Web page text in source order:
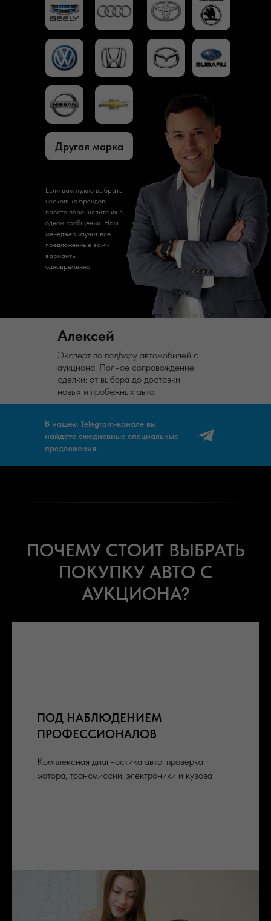
Эксперт по подбору автомобилей с
аукциона. Полное сопровождение
сделки: от выбора до доставки
новых и пробежных авто.
Алексей
Другая марка
В нашем Telegram-канале вы
найдете ежедневные специальные
предложения.
Если вам нужно выбрать
несколько брендов,
просто перечислите их в
одном сообщении. Наш
менеджер изучит все
предложенные вами
варианты
одновременно.
ПОЧЕМУ СТОИТ ВЫБРАТЬ
ПОКУПКУ АВТО С
АУКЦИОНА?
ПОД НАБЛЮДЕНИЕМ
ПРОФЕССИОНАЛОВ
Комплексная диагностика авто: проверка
мотора, трансмиссии, электроники и кузова